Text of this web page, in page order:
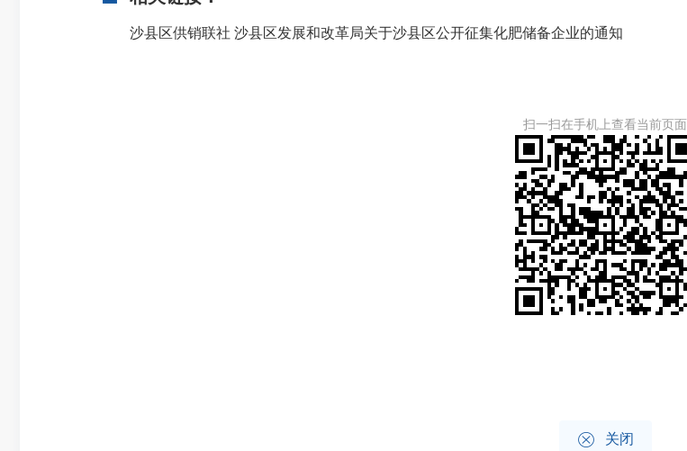
沙县区供销联社 沙县区发展和改革局关于沙县区公开征集化肥储备企业的通知
扫一扫在手机上查看当前页面
 关闭